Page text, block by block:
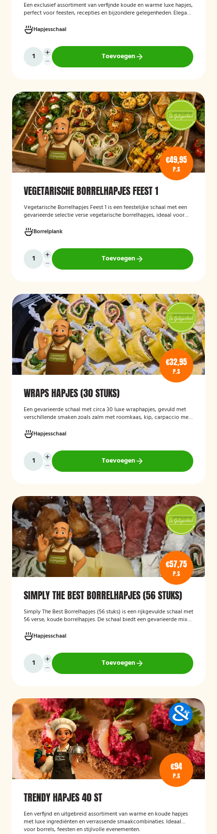
Een exclusief assortiment van verfijnde koude en warme luxe hapjes,
perfect voor feesten, recepties en bijzondere gelegenheden. Elegant
garnituren.
Hapjesschaal
Toevoegen
€49,95
P.S
VEGETARISCHE BORRELHAPJES FEEST 1
Vegetarische Borrelhapjes Feest 1 is een feestelijke schaal met een
gevarieerde selectie verse vegetarische borrelhapjes, ideaal voor
vers bereid en verzorgd gepresenteerd, zodat gasten kunnen
genieten van een smaakvolle en volledig vegetarische
borrelervaring.
Borrelplank
Toevoegen
€32,95
P.S
WRAPS HAPJES (30 STUKS)
Een gevarieerde schaal met circa 30 luxe wraphapjes, gevuld met
verschillende smaken zoals zalm met roomkaas, kip, carpaccio met
Ideaal als borrelhapje voor feestjes, recepties of zakelijke
bijeenkomsten. De wraps zijn vers bereid en aantrekkelijk
gepresenteerd op een serveerschaal.
Hapjesschaal
Toevoegen
€57,75
P.S
SIMPLY THE BEST BORRELHAPJES (56 STUKS)
Simply The Best Borrelhapjes (56 stuks) is een rijkgevulde schaal met
56 verse, koude borrelhapjes. De schaal biedt een gevarieerde mix
recepties en andere bijeenkomsten. De hapjes worden kant-en-klaar
geleverd, zodat u zonder voorbereiding uw gasten kunt trakteren op
een smakelijke en verzorgde borrelplank.
Hapjesschaal
Toevoegen
€94
P.S
TRENDY HAPJES 40 ST
Een verfijnd en uitgebreid assortiment van warme en koude hapjes
met luxe ingrediënten en verrassende smaakcombinaties. Ideaal
voor borrels, feesten en stijlvolle evenementen.